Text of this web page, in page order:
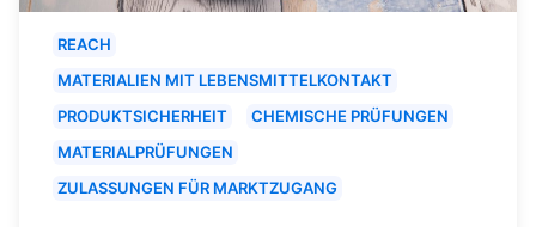
REACH
MATERIALIEN MIT LEBENSMITTELKONTAKT
PRODUKTSICHERHEIT
CHEMISCHE PRÜFUNGEN
MATERIALPRÜFUNGEN
ZULASSUNGEN FÜR MARKTZUGANG